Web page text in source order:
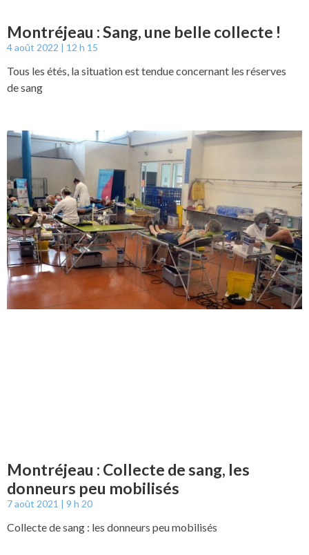
Montréjeau : Sang, une belle collecte !
4 août 2022 12 h 15
Tous les étés, la situation est tendue concernant les réserves
de sang
Montréjeau : Collecte de sang, les
donneurs peu mobilisés
7 août 2021 9 h 20
Collecte de sang : les donneurs peu mobilisés